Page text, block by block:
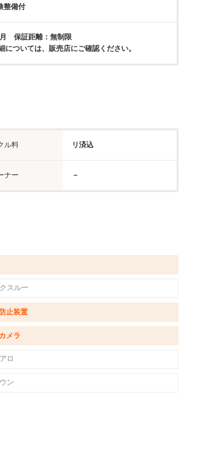
整備付
保証距離：無制限
ついては、販売店にご確認ください。
ル料 リ済込
ナー －
スルー
止装置
メラ
ロ
ン